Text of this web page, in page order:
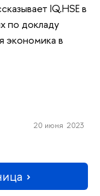
IQ.HSE в
по докладу
в
20 июня 2023